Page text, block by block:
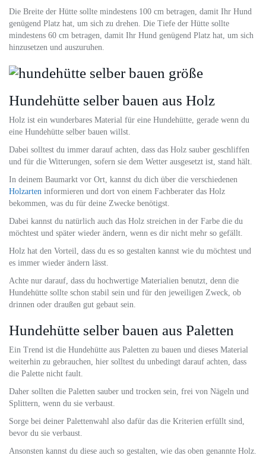
Die Breite der Hütte sollte mindestens 100 cm betragen, damit Ihr Hund
genügend Platz hat, um sich zu drehen. Die Tiefe der Hütte sollte
mindestens 60 cm betragen, damit Ihr Hund genügend Platz hat, um sich
hinzusetzen und auszuruhen.
Hundehütte selber bauen aus Holz
Holz ist ein wunderbares Material für eine Hundehütte, gerade wenn du
eine Hundehütte selber bauen willst.
Dabei solltest du immer darauf achten, dass das Holz sauber geschliffen
und für die Witterungen, sofern sie dem Wetter ausgesetzt ist, stand hält.
In deinem Baumarkt vor Ort, kannst du dich über die verschiedenen
Holzarten informieren und dort von einem Fachberater das Holz
bekommen, was du für deine Zwecke benötigst.
Dabei kannst du natürlich auch das Holz streichen in der Farbe die du
möchtest und später wieder ändern, wenn es dir nicht mehr so gefällt.
Holz hat den Vorteil, dass du es so gestalten kannst wie du möchtest und
es immer wieder ändern lässt.
Achte nur darauf, dass du hochwertige Materialien benutzt, denn die
Hundehütte sollte schon stabil sein und für den jeweiligen Zweck, ob
drinnen oder draußen gut gebaut sein.
Hundehütte selber bauen aus Paletten
Ein Trend ist die Hundehütte aus Paletten zu bauen und dieses Material
weiterhin zu gebrauchen, hier solltest du unbedingt darauf achten, dass
die Palette nicht fault.
Daher sollten die Paletten sauber und trocken sein, frei von Nägeln und
Splittern, wenn du sie verbaust.
Sorge bei deiner Palettenwahl also dafür das die Kriterien erfüllt sind,
bevor du sie verbaust.
Ansonsten kannst du diese auch so gestalten, wie das oben genannte Holz.